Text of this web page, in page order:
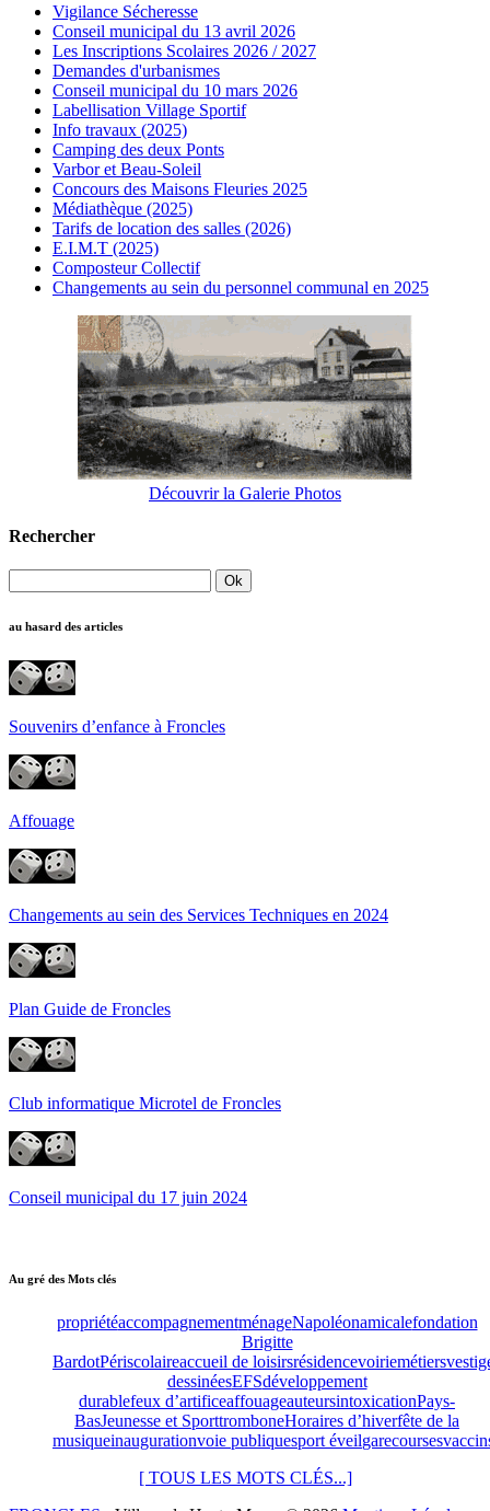
Vigilance Sécheresse
Conseil municipal du 13 avril 2026
Les Inscriptions Scolaires 2026 / 2027
Demandes d'urbanismes
Conseil municipal du 10 mars 2026
Labellisation Village Sportif
Info travaux (2025)
Camping des deux Ponts
Varbor et Beau-Soleil
Concours des Maisons Fleuries 2025
Médiathèque (2025)
Tarifs de location des salles (2026)
E.I.M.T (2025)
Composteur Collectif
Changements au sein du personnel communal en 2025
Découvrir la Galerie Photos
Rechercher
au hasard des articles
Souvenirs d’enfance à Froncles
Affouage
Changements au sein des Services Techniques en 2024
Plan Guide de Froncles
Club informatique Microtel de Froncles
Conseil municipal du 17 juin 2024
Au gré des Mots clés
propriétéaccompagnementménageNapoléonamicalefondation
Brigitte
BardotPériscolaireaccueil de loisirsrésidencevoiriemétiers
dessinéesEFSdéveloppement
durablefeux d’artificeaffouageauteursintoxicationPays-
BasJeunesse et SporttromboneHoraires d’hiverfête de la
musiqueinaugurationvoie publiquesport éveilgarecourses
[ TOUS LES MOTS CLÉS...]